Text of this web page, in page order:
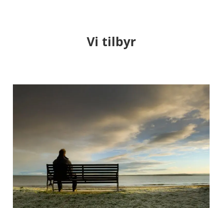
Vi tilbyr